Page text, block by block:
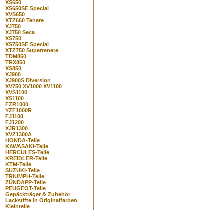
XS650
XS650SE Special
XVS650
XTZ660 Tenere
XJ750
XJ750 Seca
XS750
XS750SE Special
XTZ750 Supertenere
TDM850
TRX850
XS850
XJ900
XJ900S Diversion
XV750 XV1000 XV1100
XVS1100
XS1100
FZR1000
YZF1000R
FJ1100
FJ1200
XJR1300
XVZ1300A
HONDA-Teile
KAWASAKI-Teile
HERCULES-Teile
KREIDLER-Teile
KTM-Teile
SUZUKI-Teile
TRIUMPH-Teile
ZÜNDAPP-Teile
PEUGEOT-Teile
Gepäckträger & Zubehör
Lackstifte in Originalfarben
Kleinteile